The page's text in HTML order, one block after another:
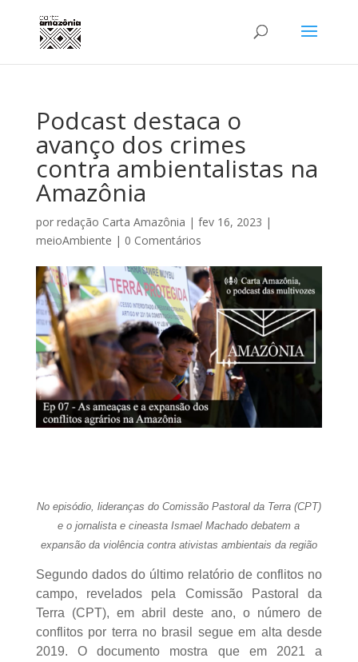
Podcast destaca o
avanço dos crimes
contra ambientalistas na
Amazônia
por redação Carta Amazônia | fev 16, 2023 |
meioAmbiente | 0 Comentários
No episódio, lideranças do Comissão Pastoral da Terra (CPT)
e o jornalista e cineasta Ismael Machado debatem a
expansão da violência contra ativistas ambientais da região
Segundo dados do último relatório de conflitos no
campo, revelados pela Comissão Pastoral da
Terra (CPT), em abril deste ano, o número de
conflitos por terra no brasil segue em alta desde
2019. O documento mostra que em 2021 a